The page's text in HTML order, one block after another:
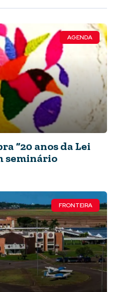
AGENDA
“20 anos da Lei
seminário
FRONTEIRA